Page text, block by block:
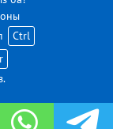
Ctrl